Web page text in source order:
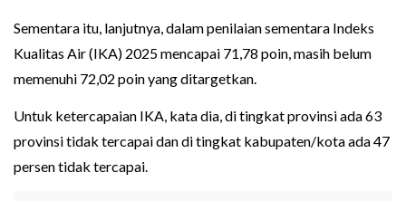
Sementara itu, lanjutnya, dalam penilaian sementara Indeks
Kualitas Air (IKA) 2025 mencapai 71,78 poin, masih belum
memenuhi 72,02 poin yang ditargetkan.
Untuk ketercapaian IKA, kata dia, di tingkat provinsi ada 63
provinsi tidak tercapai dan di tingkat kabupaten/kota ada 47
persen tidak tercapai.